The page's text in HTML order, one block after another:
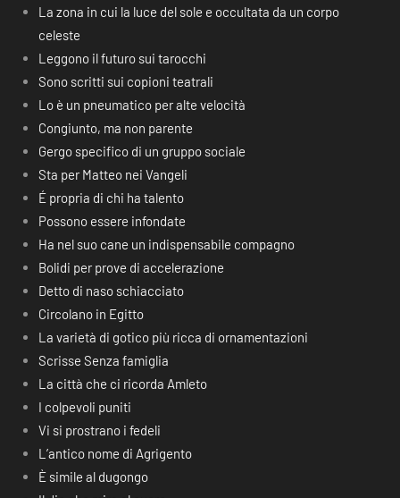
La zona in cui la luce del sole e occultata da un corpo
celeste
Leggono il futuro sui tarocchi
Sono scritti sui copioni teatrali
Lo è un pneumatico per alte velocità
Congiunto, ma non parente
Gergo specifico di un gruppo sociale
Sta per Matteo nei Vangeli
É propria di chi ha talento
Possono essere infondate
Ha nel suo cane un indispensabile compagno
Bolidi per prove di accelerazione
Detto di naso schiacciato
Circolano in Egitto
La varietà di gotico più ricca di ornamentazioni
Scrisse Senza famiglia
La città che ci ricorda Amleto
I colpevoli puniti
Vi si prostrano i fedeli
L’antico nome di Agrigento
È simile al dugongo